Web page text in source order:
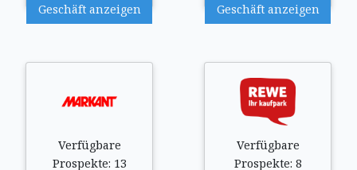
Geschäft anzeigen
Geschäft anzeigen
Verfügbare
Prospekte: 13
Verfügbare
Prospekte: 8